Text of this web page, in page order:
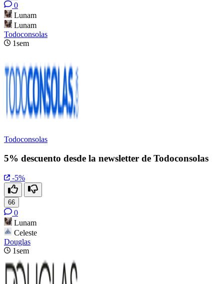
0
Lunam
Lunam
Todoconsolas
1sem
Todoconsolas
5% descuento desde la newsletter de Todoconsolas
-5%
66
0
Lunam
Celeste
Douglas
1sem